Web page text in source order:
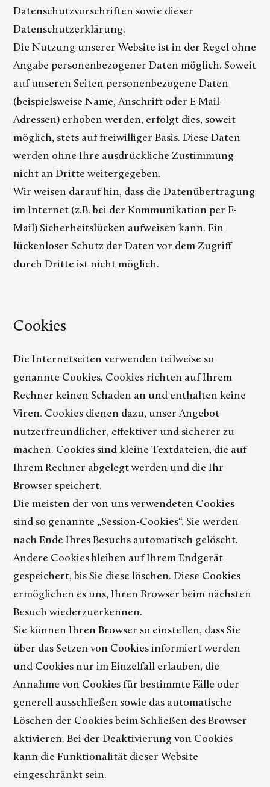
Datenschutzvorschriften sowie dieser
Datenschutzerklärung.
Die Nutzung unserer Website ist in der Regel ohne
Angabe personenbezogener Daten möglich. Soweit
auf unseren Seiten personenbezogene Daten
(beispielsweise Name, Anschrift oder E-Mail-
Adressen) erhoben werden, erfolgt dies, soweit
möglich, stets auf freiwilliger Basis. Diese Daten
werden ohne Ihre ausdrückliche Zustimmung
nicht an Dritte weitergegeben.
Wir weisen darauf hin, dass die Datenübertragung
im Internet (z.B. bei der Kommunikation per E-
Mail) Sicherheitslücken aufweisen kann. Ein
lückenloser Schutz der Daten vor dem Zugriff
durch Dritte ist nicht möglich.
Cookies
Die Internetseiten verwenden teilweise so
genannte Cookies. Cookies richten auf Ihrem
Rechner keinen Schaden an und enthalten keine
Viren. Cookies dienen dazu, unser Angebot
nutzerfreundlicher, effektiver und sicherer zu
machen. Cookies sind kleine Textdateien, die auf
Ihrem Rechner abgelegt werden und die Ihr
Browser speichert.
Die meisten der von uns verwendeten Cookies
sind so genannte „Session-Cookies“. Sie werden
nach Ende Ihres Besuchs automatisch gelöscht.
Andere Cookies bleiben auf Ihrem Endgerät
gespeichert, bis Sie diese löschen. Diese Cookies
ermöglichen es uns, Ihren Browser beim nächsten
Besuch wiederzuerkennen.
Sie können Ihren Browser so einstellen, dass Sie
über das Setzen von Cookies informiert werden
und Cookies nur im Einzelfall erlauben, die
Annahme von Cookies für bestimmte Fälle oder
generell ausschließen sowie das automatische
Löschen der Cookies beim Schließen des Browser
aktivieren. Bei der Deaktivierung von Cookies
kann die Funktionalität dieser Website
eingeschränkt sein.